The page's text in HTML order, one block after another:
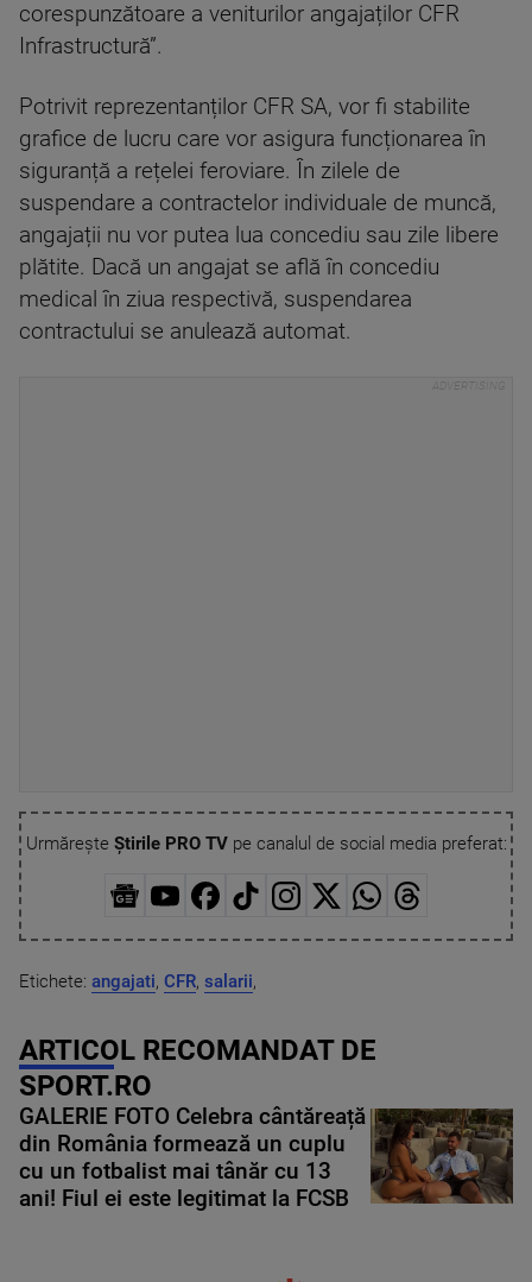
corespunzătoare a veniturilor angajaților CFR
Infrastructură”.
Potrivit reprezentanților CFR SA, vor fi stabilite
grafice de lucru care vor asigura funcționarea în
siguranță a rețelei feroviare. În zilele de
suspendare a contractelor individuale de muncă,
angajații nu vor putea lua concediu sau zile libere
plătite. Dacă un angajat se află în concediu
medical în ziua respectivă, suspendarea
contractului se anulează automat.
Urmărește Știrile PRO TVpe canalul de social media preferat:
Etichete: angajati, CFR, salarii,
ARTICOL RECOMANDAT DE
SPORT.RO
GALERIE FOTO Celebra cântăreață
din România formează un cuplu
cu un fotbalist mai tânăr cu 13
ani! Fiul ei este legitimat la FCSB